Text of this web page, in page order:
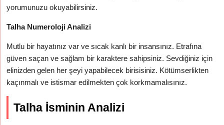
yorumunuzu okuyabilirsiniz.
Talha Numeroloji Analizi
Mutlu bir hayatınız var ve sıcak kanlı bir insansınız. Etrafına
güven saçan ve sağlam bir karaktere sahipsiniz. Sevdiğiniz için
elinizden gelen her şeyi yapabilecek birisisiniz. Kötümserlikten
kaçınmalı ve istismar edilmekten çok korkmamalısınız.
Talha İsminin Analizi